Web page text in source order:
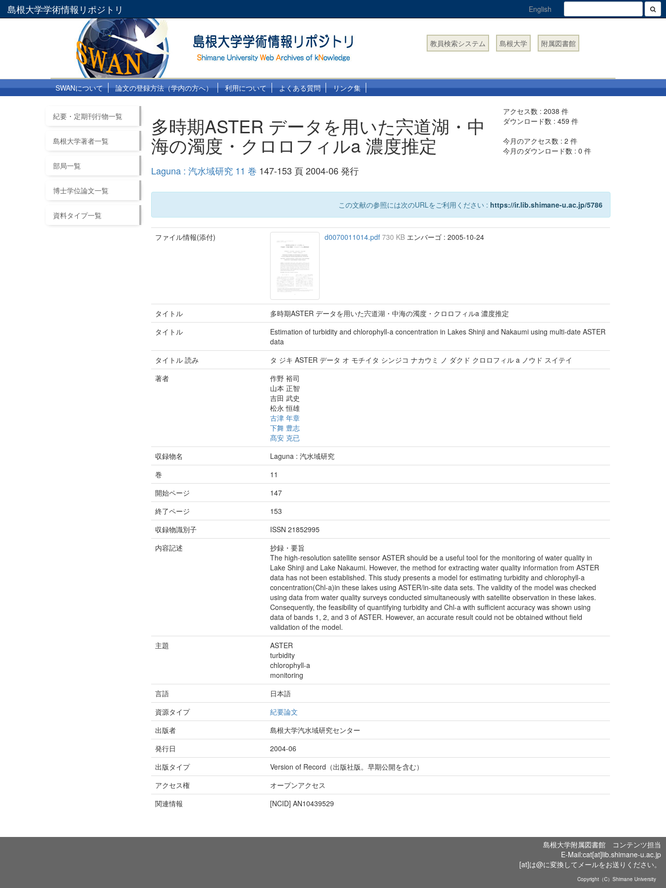
島根大学学術情報リポジトリ English
教員検索システム 島根大学 附属図書館
SWANについて 論文の登録方法（学内の方へ） 利用について よくある質問 リンク集
紀要・定期刊行物一覧
島根大学著者一覧
部局一覧
博士学位論文一覧
資料タイプ一覧
多時期ASTER データを用いた宍道湖・中
海の濁度・クロロフィルa 濃度推定
Laguna : 汽水域研究 11 巻 147-153 頁 2004-06 発行
アクセス数 :2038 件
ダウンロード数 :459 件
今月のアクセス数 :2 件
今月のダウンロード数 :0 件
この文献の参照には次のURLをご利用ください : https://ir.lib.shimane-u.ac.jp/5786
ファイル情報(添付) d0070011014.pdf730 KB エンバーゴ : 2005-10-24
タイトル
多時期ASTER データを用いた宍道湖・中海の濁度・クロロフィルa 濃度推定
タイトル
Estimation of turbidity and chlorophyll-a concentration in Lakes Shinji and Nakaumi using multi-date ASTER
data
タイトル 読み
タ ジキ ASTER データ オ モチイタ シンジコ ナカウミ ノ ダクド クロロフィル a ノウド スイテイ
著者
作野 裕司
山本 正智
吉田 武史
松永 恒雄
古津 年章
下舞 豊志
髙安 克已
収録物名
Laguna : 汽水域研究
巻
11
開始ページ
147
終了ページ
153
収録物識別子
ISSN 21852995
内容記述
抄録・要旨
The high-resolution satellite sensor ASTER should be a useful tool for the monitoring of water quality in
Lake Shinji and Lake Nakaumi. However, the method for extracting water quality information from ASTER
data has not been established. This study presents a model for estimating turbidity and chlorophyll-a
concentration(Chl-a)in these lakes using ASTER/in-site data sets. The validity of the model was checked
using data from water quality surveys conducted simultaneously with satellite observation in these lakes.
Consequently, the feasibility of quantifying turbidity and Chl-a with sufficient accuracy was shown using
data of bands 1, 2, and 3 of ASTER. However, an accurate result could not be obtained without field
validation of the model.
主題
ASTER
turbidity
chlorophyll-a
monitoring
言語
日本語
資源タイプ
紀要論文
出版者
島根大学汽水域研究センター
発行日
2004-06
出版タイプ
Version of Record（出版社版。早期公開を含む）
アクセス権
オープンアクセス
関連情報
[NCID] AN10439529
島根大学附属図書館 コンテンツ担当
E-Mail:cat[at]lib.shimane-u.ac.jp
[at]は@に変換してメールをお送りください。
Copyright（C）Shimane University